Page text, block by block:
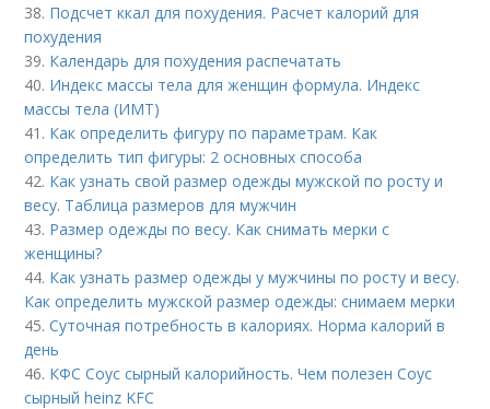
38. Подсчет ккал для похудения. Расчет калорий для
похудения
39. Календарь для похудения распечатать
40. Индекс массы тела для женщин формула. Индекс
массы тела (ИМТ)
41. Как определить фигуру по параметрам. Как
определить тип фигуры: 2 основных способа
42. Как узнать свой размер одежды мужской по росту и
весу. Таблица размеров для мужчин
43. Размер одежды по весу. Как снимать мерки с
женщины?
44. Как узнать размер одежды у мужчины по росту и весу.
Как определить мужской размер одежды: снимаем мерки
45.Суточная потребность в калориях. Норма калорий в
день
46. КФС Соус сырный калорийность. Чем полезен Соус
сырный heinz KFC